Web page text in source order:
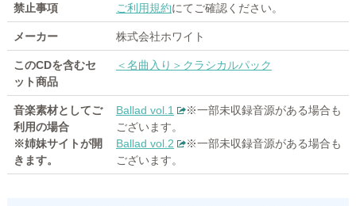
禁止事項 ご利用規約にてご確認ください。
メーカー 株式会社ホワイト
このCDを含むセ
ット商品
＜名曲入り＞クラシカルパック
音楽素材としてご
利用の場合
※姉妹サイトが開
きます。
Ballad vol.1
※一部未収録音源がある場合も
ございます。
Ballad vol.2
※一部未収録音源がある場合も
ございます。